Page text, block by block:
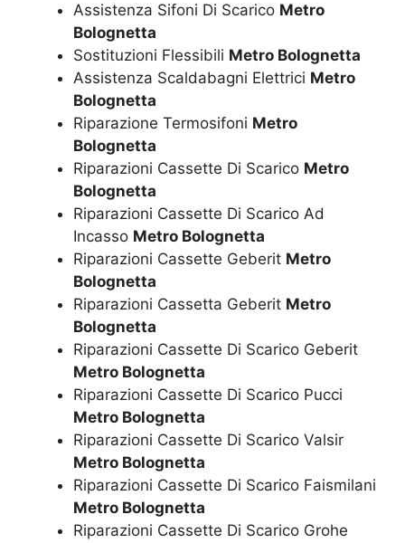
Assistenza Sifoni Di Scarico Metro
Bolognetta
Sostituzioni Flessibili Metro Bolognetta
Assistenza Scaldabagni Elettrici Metro
Bolognetta
Riparazione Termosifoni Metro
Bolognetta
Riparazioni Cassette Di Scarico Metro
Bolognetta
Riparazioni Cassette Di Scarico Ad
Incasso Metro Bolognetta
Riparazioni Cassette Geberit Metro
Bolognetta
Riparazioni Cassetta Geberit Metro
Bolognetta
Riparazioni Cassette Di Scarico Geberit
Metro Bolognetta
Riparazioni Cassette Di Scarico Pucci
Metro Bolognetta
Riparazioni Cassette Di Scarico Valsir
Metro Bolognetta
Riparazioni Cassette Di Scarico Faismilani
Metro Bolognetta
Riparazioni Cassette Di Scarico Grohe